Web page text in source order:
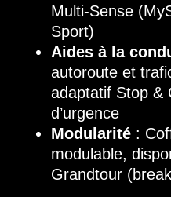
Multi-Sense
Sport)
Aides à la
autoroute et
adaptatif Stop &
d’urgence
Modularité:
modulable,
Grandtour